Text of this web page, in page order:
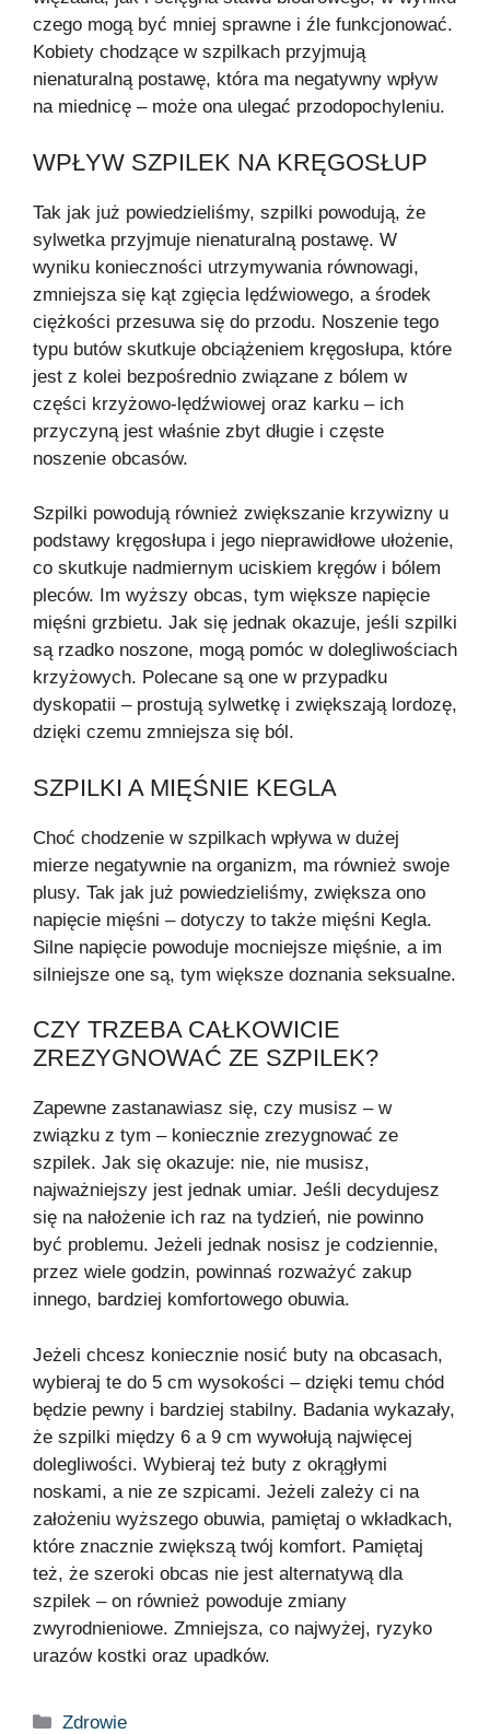
czego mogą być mniej sprawne i źle funkcjonować.
Kobiety chodzące w szpilkach przyjmują
nienaturalną postawę, która ma negatywny wpływ
na miednicę – może ona ulegać przodopochyleniu.
WPŁYW SZPILEK NA KRĘGOSŁUP
Tak jak już powiedzieliśmy, szpilki powodują, że
sylwetka przyjmuje nienaturalną postawę. W
wyniku konieczności utrzymywania równowagi,
zmniejsza się kąt zgięcia lędźwiowego, a środek
ciężkości przesuwa się do przodu. Noszenie tego
typu butów skutkuje obciążeniem kręgosłupa, które
jest z kolei bezpośrednio związane z bólem w
części krzyżowo-lędźwiowej oraz karku – ich
przyczyną jest właśnie zbyt długie i częste
noszenie obcasów.
Szpilki powodują również zwiększanie krzywizny u
podstawy kręgosłupa i jego nieprawidłowe ułożenie,
co skutkuje nadmiernym uciskiem kręgów i bólem
pleców. Im wyższy obcas, tym większe napięcie
mięśni grzbietu. Jak się jednak okazuje, jeśli szpilki
są rzadko noszone, mogą pomóc w dolegliwościach
krzyżowych. Polecane są one w przypadku
dyskopatii – prostują sylwetkę i zwiększają lordozę,
dzięki czemu zmniejsza się ból.
SZPILKI A MIĘŚNIE KEGLA
Choć chodzenie w szpilkach wpływa w dużej
mierze negatywnie na organizm, ma również swoje
plusy. Tak jak już powiedzieliśmy, zwiększa ono
napięcie mięśni – dotyczy to także mięśni Kegla.
Silne napięcie powoduje mocniejsze mięśnie, a im
silniejsze one są, tym większe doznania seksualne.
CZY TRZEBA CAŁKOWICIE
ZREZYGNOWAĆ ZE SZPILEK?
Zapewne zastanawiasz się, czy musisz – w
związku z tym – koniecznie zrezygnować ze
szpilek. Jak się okazuje: nie, nie musisz,
najważniejszy jest jednak umiar. Jeśli decydujesz
się na nałożenie ich raz na tydzień, nie powinno
być problemu. Jeżeli jednak nosisz je codziennie,
przez wiele godzin, powinnaś rozważyć zakup
innego, bardziej komfortowego obuwia.
Jeżeli chcesz koniecznie nosić buty na obcasach,
wybieraj te do 5 cm wysokości – dzięki temu chód
będzie pewny i bardziej stabilny. Badania wykazały,
że szpilki między 6 a 9 cm wywołują najwięcej
dolegliwości. Wybieraj też buty z okrągłymi
noskami, a nie ze szpicami. Jeżeli zależy ci na
założeniu wyższego obuwia, pamiętaj o wkładkach,
które znacznie zwiększą twój komfort. Pamiętaj
też, że szeroki obcas nie jest alternatywą dla
szpilek – on również powoduje zmiany
zwyrodnieniowe. Zmniejsza, co najwyżej, ryzyko
urazów kostki oraz upadków.
Zdrowie